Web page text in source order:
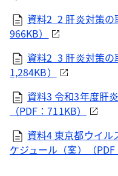
資料2_2 肝炎対策の
966KB）
資料2_3 肝炎対策の
1,284KB）
資料3 令和3年度肝
（PDF：711KB）
資料4 東京都ウイル
ケジュール（案）（PDF